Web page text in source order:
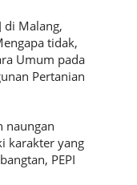
di Malang,
tidak,
Umum pada
Pertanian
naungan
karakter yang
PEPI